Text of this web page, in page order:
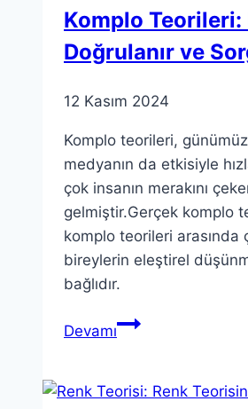
Komplo Teorileri:
Doğrulanır ve
12 Kasım 2024
Komplo teorileri,
medyanın da etkisiyle
çok insanın merakını
gelmiştir.Gerçek komplo
komplo teorileri arasında
bireylerin eleştirel
bağlıdır.
DevamıKomplo
Doğrulanır